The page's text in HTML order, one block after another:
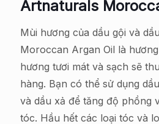
Artnaturals
Mùi hương của dầu gội và
Moroccan Argan Oil là
hương tươi mát và sạch sẽ
hàng. Bạn có thể sử dụng
và dầu xả để tăng độ phồng
tóc. Hầu hết các loại tóc và